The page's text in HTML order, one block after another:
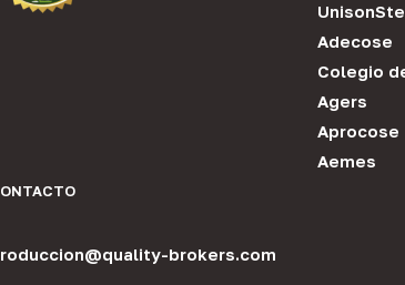
Adecose
Colegio
Agers
Aprocose
Aemes
brokers.com